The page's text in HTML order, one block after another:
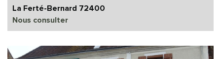
La Ferté-Bernard 72400
Nous consulter